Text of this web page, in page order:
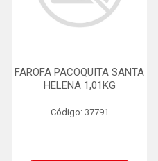
FAROFA PACOQUITA SANTA
HELENA 1,01KG
Código: 37791